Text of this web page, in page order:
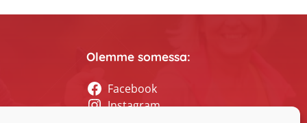
Olemme somessa:
Facebook
Instagram